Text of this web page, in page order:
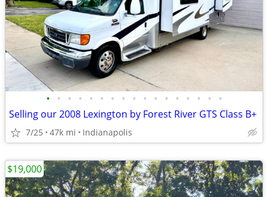
• • • • • • • • • • • • • • • • •
Selling our 2008 Lexington by Forest River GTS Class B+
7/25 47k mi Indianapolis
$19,000